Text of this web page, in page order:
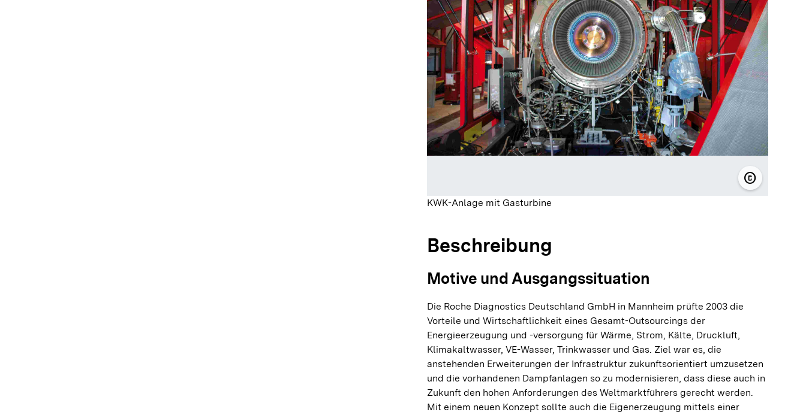
copyright© Roche
KWK-Anlage mit Gasturbine
Beschreibung
Motive und Ausgangssituation
Die Roche Diagnostics Deutschland GmbH in Mannheim prüfte 2003 die
Vorteile und Wirtschaftlichkeit eines Gesamt-Outsourcings der
Energieerzeugung und -versorgung für Wärme, Strom, Kälte, Druckluft,
Klimakaltwasser, VE-Wasser, Trinkwasser und Gas. Ziel war es, die
anstehenden Erweiterungen der Infrastruktur zukunftsorientiert umzusetzen
und die vorhandenen Dampfanlagen so zu modernisieren, dass diese auch in
Zukunft den hohen Anforderungen des Weltmarktführers gerecht werden.
Mit einem neuen Konzept sollte auch die Eigenerzeugung mittels einer